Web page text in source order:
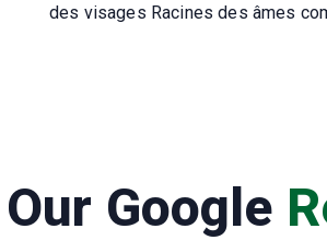
des visages Racines des âmes
Our Google